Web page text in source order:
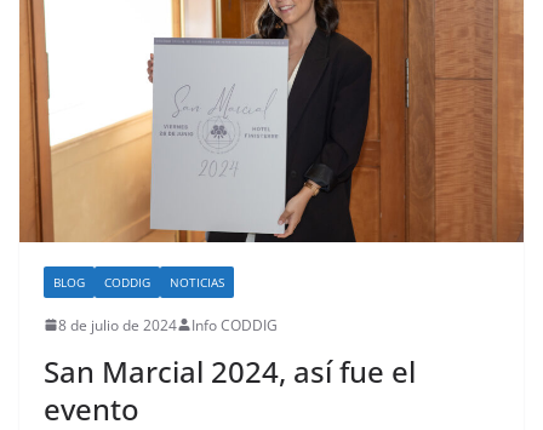
BLOG CODDIG NOTICIAS
8 de julio de 2024 Info CODDIG
San Marcial 2024, así fue el
evento